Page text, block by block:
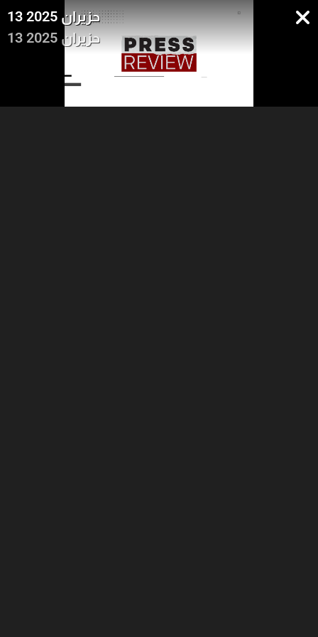
13 حزيران 2025
13 حزيران 2025